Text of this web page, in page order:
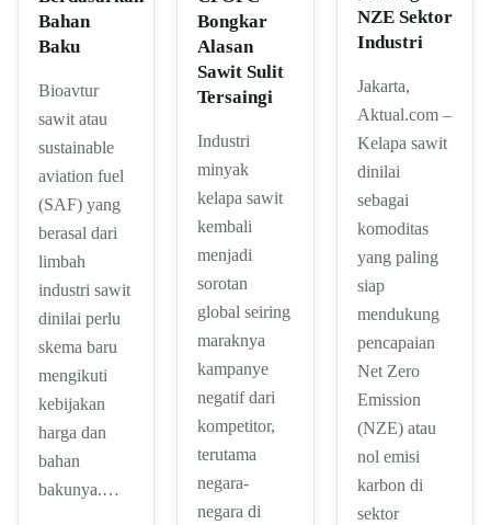
Bahan
Baku
Bioavtur
sawit atau
sustainable
aviation fuel
(SAF) yang
berasal dari
limbah
industri sawit
dinilai perlu
skema baru
mengikuti
kebijakan
harga dan
bahan
bakunya.…
Bongkar
Alasan
Sawit Sulit
Tersaingi
Industri
minyak
kelapa sawit
kembali
menjadi
sorotan
global seiring
maraknya
kampanye
negatif dari
kompetitor,
terutama
negara-
negara di
NZE Sektor
Industri
Jakarta,
Aktual.com –
Kelapa sawit
dinilai
sebagai
komoditas
yang paling
siap
mendukung
pencapaian
Net Zero
Emission
(NZE) atau
nol emisi
karbon di
sektor